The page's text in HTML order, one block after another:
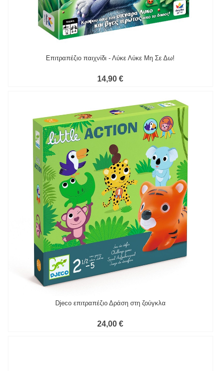
Επιτραπέζιο παιχνίδι - Λύκε Λύκε Μη Σε Δω!
14,90 €
Djeco επιτραπέζιο Δράση στη ζούγκλα
24,00 €